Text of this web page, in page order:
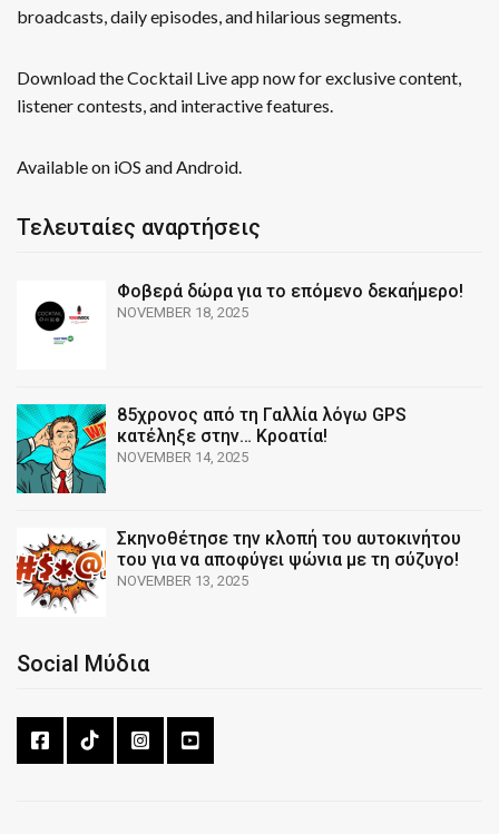
broadcasts, daily episodes, and hilarious segments.
Download the Cocktail Live app now for exclusive content,
listener contests, and interactive features.
Available on iOS and Android.
Τελευταίες αναρτήσεις
Φοβερά δώρα για το επόμενο δεκαήμερο!
NOVEMBER 18, 2025
85χρονος από τη Γαλλία λόγω GPS
κατέληξε στην… Κροατία!
NOVEMBER 14, 2025
Σκηνοθέτησε την κλοπή του αυτοκινήτου
του για να αποφύγει ψώνια με τη σύζυγο!
NOVEMBER 13, 2025
Social Μύδια